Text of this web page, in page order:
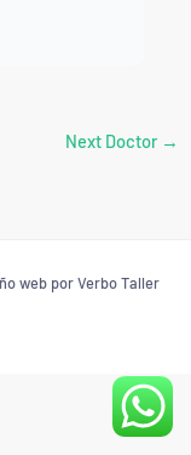
Next Doctor →
web por Verbo Taller